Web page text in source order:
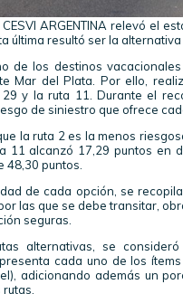
ARGENTINA relevó el
última resultó ser la
de los destinos
Mar del Plata. Por ello,
y la ruta 11. Durante el
de siniestro que ofrece
la ruta 2 es la menos
11 alcanzó 17,29 puntos en
48,30 puntos.
de cada opción, se
las que se debe transitar,
seguras.
alternativas, se
cada uno de los
adicionando además un